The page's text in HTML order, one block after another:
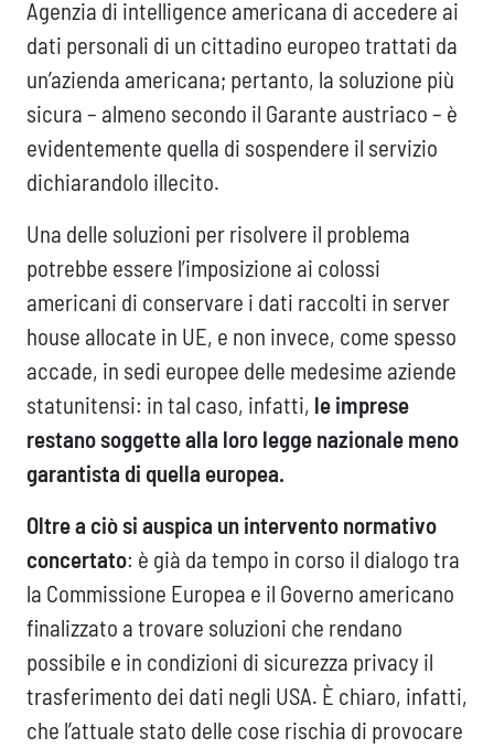
Agenzia di intelligence americana di accedere ai
dati personali di un cittadino europeo trattati da
un’azienda americana; pertanto, la soluzione più
sicura – almeno secondo il Garante austriaco – è
evidentemente quella di sospendere il servizio
dichiarandolo illecito.
Una delle soluzioni per risolvere il problema
potrebbe essere l’imposizione ai colossi
americani di conservare i dati raccolti in server
house allocate in UE, e non invece, come spesso
accade, in sedi europee delle medesime aziende
statunitensi: in tal caso, infatti, le imprese
restano soggette alla loro legge nazionale meno
garantista di quella europea.
Oltre a ciò si auspica un intervento normativo
concertato: è già da tempo in corso il dialogo tra
la Commissione Europea e il Governo americano
finalizzato a trovare soluzioni che rendano
possibile e in condizioni di sicurezza privacy il
trasferimento dei dati negli USA. È chiaro, infatti,
che l’attuale stato delle cose rischia di provocare